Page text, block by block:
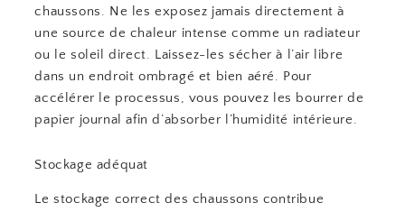
chaussons. Ne les exposez jamais directement à
une source de chaleur intense comme un radiateur
ou le soleil direct. Laissez-les sécher à l’air libre
dans un endroit ombragé et bien aéré. Pour
accélérer le processus, vous pouvez les bourrer de
papier journal afin d’absorber l’humidité intérieure.
Stockage adéquat
Le stockage correct des chaussons contribue